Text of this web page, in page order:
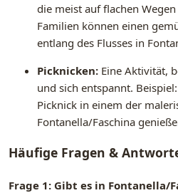
die meist auf flachen
Familien können einen
entlang des Flusses in
Picknicken: Eine Aktivität,
und sich entspannt.
Picknick in einem der
Fontanella/Faschina
Häufige Fragen &
Frage 1: Gibt es in Fontanella/